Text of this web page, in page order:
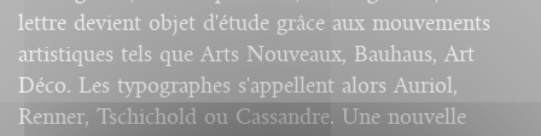
lettre devient objet d'étude grâce aux mouvements
artistiques tels que Arts Nouveaux, Bauhaus, Art
Déco. Les typographes s'appellent alors Auriol,
Renner, Tschichold ou Cassandre. Une nouvelle